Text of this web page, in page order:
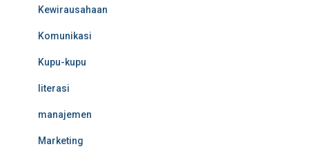
Kewirausahaan
Komunikasi
Kupu-kupu
literasi
manajemen
Marketing